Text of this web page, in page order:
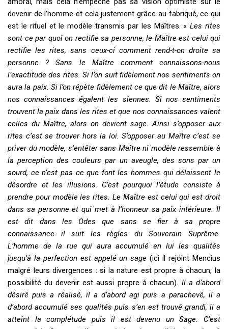
devenir de l’homme et cela justement grâce au fabriqué, ce qui
est le rituel et le modèle transmis par les Maîtres. «Les rites
sont ce par quoi on rectifie sa personne, le Maître est celui qui
rectifie les rites, sans ceux-ci comment rend-t-on droite sa
personne ? Sans le Maître comment connaissons-nous
l’exactitude des rites. Si l’on suit fidèlement nos sentiments on
aura la paix. Si l’on répète fidèlement ce que dit le Maître, alors
nos connaissances égalent les siennes. Si nos sentiments
trouvent la paix dans les rites et que nos connaissances valent
celles du Maître, alors on devient sage. Ainsi s’opposer aux
rites c’est se trouver hors la loi. S’opposer au Maître c’est se
priver du modèle, s’entêter sans Maître ni modèle ressemble à
la perception des couleurs par un aveugle, des sons par un
sourd, ce n’est pas ce que font les hommes qui délaissent le
désordre et les illusions. C’est pourquoi l’étude consiste à
prendre pour modèle les rites. Le Maître est celui qui est droit
dans sa personne et qui met à l’honneur sa paix intérieure. Il
est dit dans les Odes que sans se fier à sa propre
connaissance il suit les règles du Souverain Suprême.
L’homme de la rue qui aura accumulé en lui les qualités
jusqu’à la perfection est appelé un sage(ici il rejoint Mencius
malgré leurs divergences : si la nature est propre à chacun, la
possibilité du devenir est aussi propre à chacun). Il a d’abord
désiré puis a réalisé, il a d’abord agi puis a parachevé, il a
d’abord accumulé ses qualités puis s’en est trouvé grandi, il a
atteint la complétude puis il est devenu un Sage. C’est